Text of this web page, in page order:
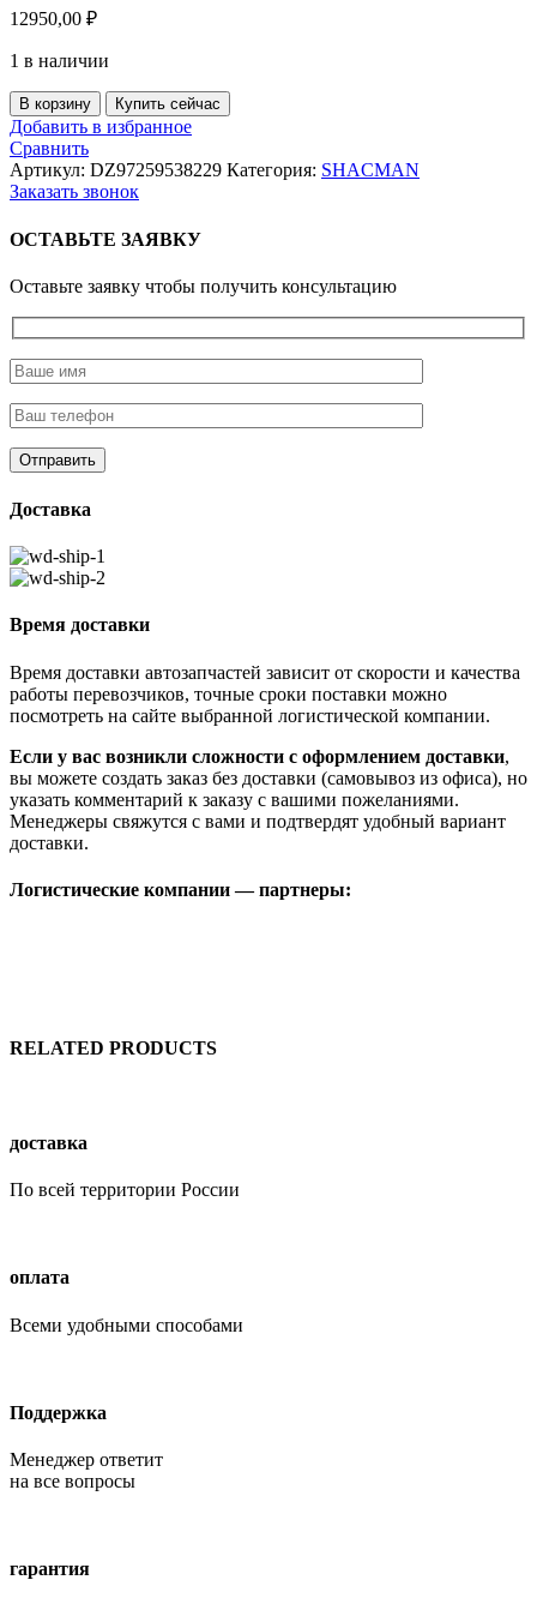
12950,00 ₽
1 в наличии
Количество
товара
Защита
радиатора
нижняя
(10013160/300424/5024036,
КИТАЙ)
)
В корзину Купить сейчас
Добавить в избранное
Сравнить
Артикул: DZ97259538229 Категория: SHACMAN
Заказать звонок
ОСТАВЬТЕ ЗАЯВКУ
Оставьте заявку чтобы получить консультацию
Доставка
Время доставки
Время доставки автозапчастей зависит от скорости и качества
работы перевозчиков, точные сроки поставки можно
посмотреть на сайте выбранной логистической компании.
Если у вас возникли сложности с оформлением доставки,
вы можете создать заказ без доставки (самовывоз из офиса), но
указать комментарий к заказу с вашими пожеланиями.
Менеджеры свяжутся с вами и подтвердят удобный вариант
доставки.
Логистические компании — партнеры:
RELATED PRODUCTS
доставка
По всей территории России
оплата
Всеми удобными способами
Поддержка
Менеджер ответит
на все вопросы
гарантия